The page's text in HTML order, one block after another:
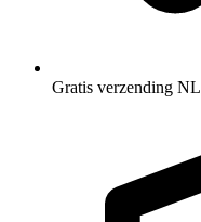
Gratis verzending NL